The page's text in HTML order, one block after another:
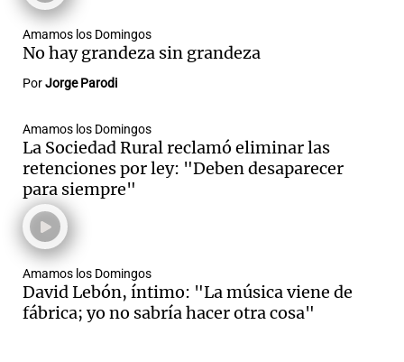
Amamos los Domingos
No hay grandeza sin grandeza
PorJorge Parodi
Amamos los Domingos
La Sociedad Rural reclamó eliminar las
retenciones por ley: "Deben desaparecer
para siempre"
Amamos los Domingos
David Lebón, íntimo: "La música viene de
fábrica; yo no sabría hacer otra cosa"